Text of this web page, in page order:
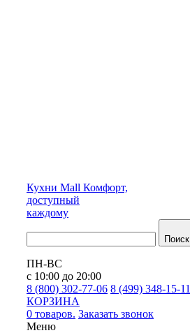
Кухни Mall Комфорт,
доступный
каждому
Поиск
ПН-ВС
с 10:00 до 20:00
8 (800) 302-77-06 8 (499) 348-15-11
КОРЗИНА
0 товаров. Заказать звонок
Меню